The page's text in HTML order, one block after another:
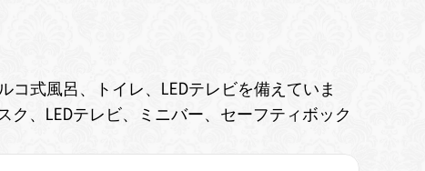
式風呂、トイレ、LEDテレビを備えていま
、LEDテレビ、ミニバー、セーフティボック